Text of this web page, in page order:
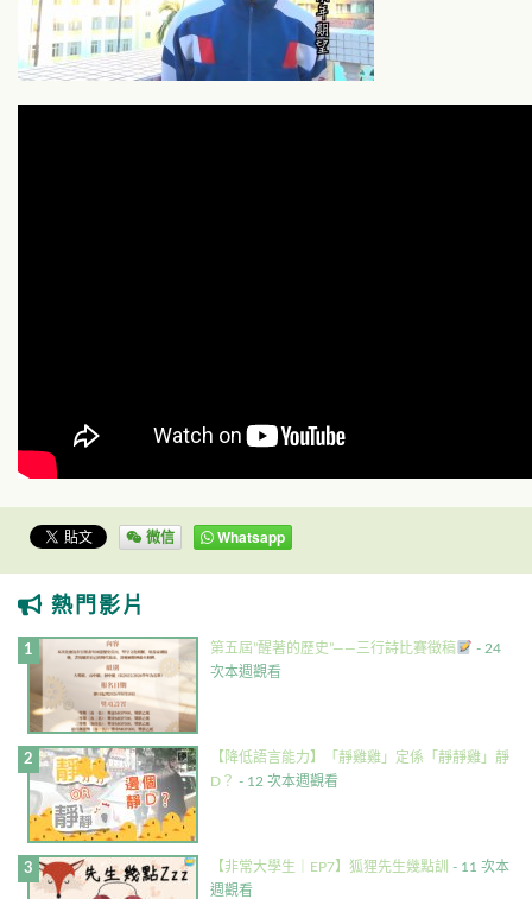
微信 Whatsapp
熱門影片
第五屆”醒著的歷史”——三行詩比賽徵稿
- 24
次本週觀看
【降低語言能力】「靜雞雞」定係「靜靜雞」靜
D？ - 12 次本週觀看
【非常大學生｜EP7】狐狸先生幾點訓 - 11 次本
週觀看